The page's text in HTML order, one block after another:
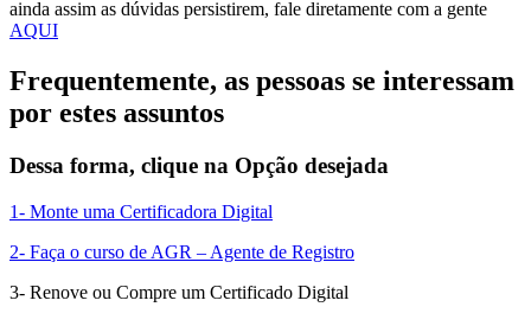
ainda assim as dúvidas persistirem, fale diretamente com a gente
AQUI
Frequentemente, as pessoas se interessam
por estes assuntos
Dessa forma, clique na Opção desejada
1- Monte uma Certificadora Digital
2- Faça o curso de AGR – Agente de Registro
3- Renove ou Compre um Certificado Digital